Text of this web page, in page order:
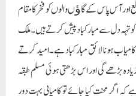
آس پاس کے گاﺅں والوں کو فخر کا مقام
تہہ دل سے مبارکباد پیش کرتے ہیں۔ ملک
میں کامیاب ہونا لائق مبارکباد ہے۔ امید کرتے
بڑھے گی اور اس بڑھتی ہوئی مسلم طبقہ
اگر محنت کیا جائے تو کامیابی بہت دور